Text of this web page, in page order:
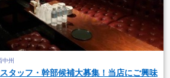
中州
タッフ・幹部候補大募集！当店にご興味